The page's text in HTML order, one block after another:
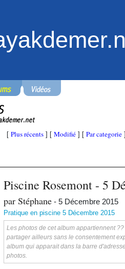
[ Plus récents ] [ Modifié ] [ Par categorie
Piscine Rosemont - 5
par Stéphane - 5 Décembre 2015
Pratique en piscine 5 Décembre 2015
Les photos de cet album appartiennent
partager ailleurs sans le consentement
album qui apparait dans la barre
photos.